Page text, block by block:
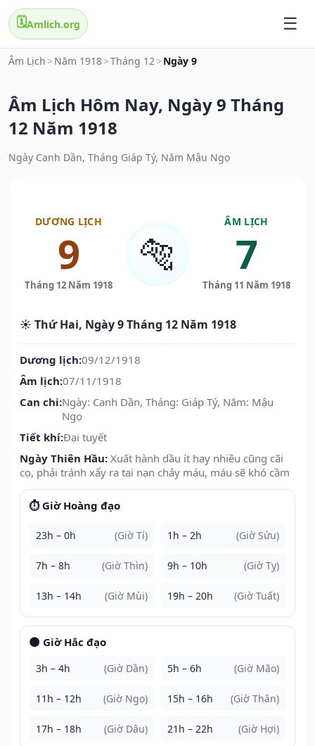
🗓️Amlich.org
Âm Lịch > Năm 1918>Tháng 12> Ngày 9
Âm Lịch Hôm Nay, Ngày 9 Tháng
12 Năm 1918
Ngày Canh Dần, Tháng Giáp Tý, Năm Mậu Ngọ
DƯƠNG LỊCH
9
Tháng 12 Năm 1918
🐅
ÂM LỊCH
7
Tháng 11 Năm 1918
☀️ Thứ Hai, Ngày 9 Tháng 12 Năm 1918
Dương lịch:09/12/1918
Âm lịch:07/11/1918
Can chi:Ngày: Canh Dần, Tháng: Giáp Tý, Năm: Mậu
Ngọ
Tiết khí:Đại tuyết
Ngày Thiên Hầu: Xuất hành dầu ít hay nhiều cũng cãi
cọ, phải tránh xẩy ra tai nạn chảy máu, máu sẽ khó cầm
⏱️ Giờ Hoàng đạo
23h – 0h (Giờ Tí) 1h – 2h (Giờ Sửu)
7h – 8h (Giờ Thìn) 9h – 10h (Giờ Tỵ)
13h – 14h (Giờ Mùi) 19h – 20h (Giờ Tuất)
🌑 Giờ Hắc đạo
3h – 4h (Giờ Dần) 5h – 6h (Giờ Mão)
11h – 12h (Giờ Ngọ) 15h – 16h (Giờ Thân)
17h – 18h (Giờ Dậu) 21h – 22h (Giờ Hợi)